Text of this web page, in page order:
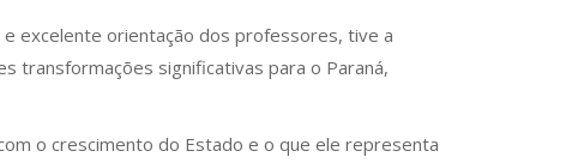
excelente orientação dos professores, tive a
transformações significativas para o Paraná,
o crescimento do Estado e o que ele representa